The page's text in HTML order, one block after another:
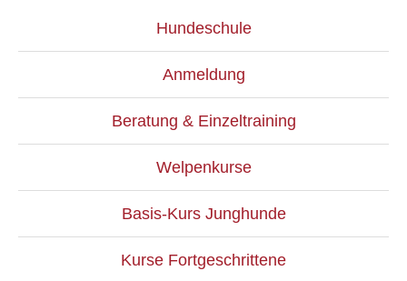
Hundeschule
Anmeldung
Beratung & Einzeltraining
Welpenkurse
Basis-Kurs Junghunde
Kurse Fortgeschrittene